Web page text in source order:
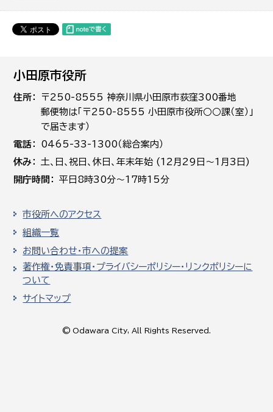
小田原市役所
住所
〒250-8555 神奈川県小田原市荻窪300番地
郵便物は「〒250-8555 小田原市役所○○課（室）」
で届きます）
電話
0465-33-1300（総合案内）
休み
土､日､祝日、休日、年末年始 (12月29日～1月3日)
開庁時間
平日8時30分～17時15分
市役所へのアクセス
組織一覧
お問い合わせ・市への提案
著作権・免責事項・プライバシーポリシー・リンクポリシーに
ついて
サイトマップ
© Odawara City, All Rights Reserved.